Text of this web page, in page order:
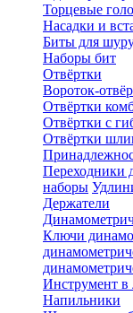
Торцевые
Насадки и
Биты для
Наборы бит
Отвёртки
Вороток-
Отвёртки
Отвёртки с
Отвёртки
Переходники
наборы
Держатели
Ключи
Инструмент в
Напильники